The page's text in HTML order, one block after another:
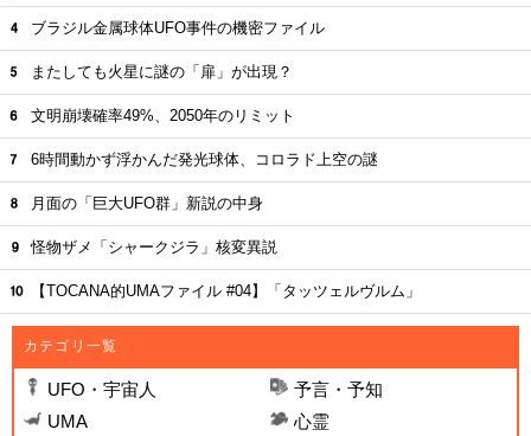
ブラジル金属球体UFO事件の機密ファイル
またしても火星に謎の「扉」が出現？
文明崩壊確率49%、2050年のリミット
6時間動かず浮かんだ発光球体、コロラド上空の謎
月面の「巨大UFO群」新説の中身
怪物ザメ「シャークジラ」核変異説
【TOCANA的UMAファイル #04】「タッツェルヴルム」
カテゴリ一覧
UFO・宇宙人
予言・予知
UMA
心霊